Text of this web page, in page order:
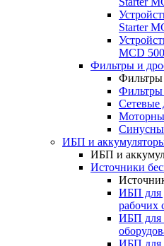
Starter
MCD 500
Фильтры и
Фильтры
Фильтры
Сетевые
ИБП и
ИБП и
Источники
ИБП для
рабочих
ИБП для
ИБП для